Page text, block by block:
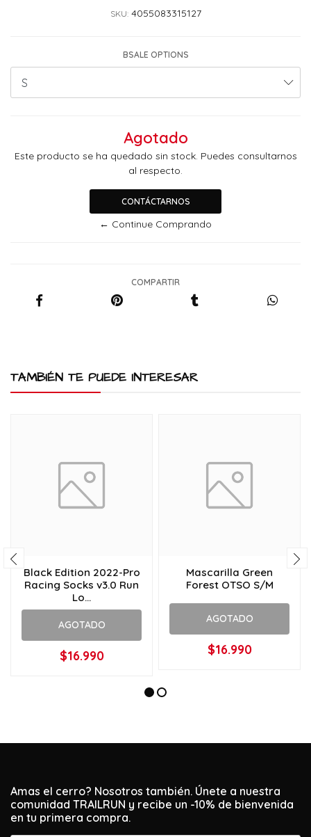
SKU: 4055083315127
BSALE OPTIONS
Agotado
Este producto se ha quedado sin stock. Puedes consultarnos
al respecto.
CONTÁCTARNOS
← Continue Comprando
COMPARTIR
TAMBIÉN TE PUEDE INTERESAR
Black Edition 2022-Pro
Racing Socks v3.0 Run
Lo...
AGOTADO
$16.990
Mascarilla Green
Forest OTSO S/M
AGOTADO
$16.990
Amas el cerro? Nosotros también. Únete a nuestra
comunidad TRAILRUN y recibe un -10% de bienvenida
en tu primera compra.